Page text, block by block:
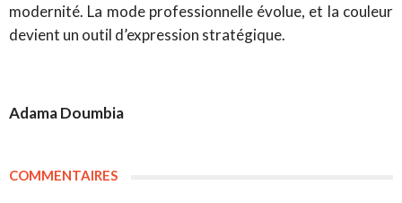
modernité. La mode professionnelle évolue, et la couleur
devient un outil d’expression stratégique.
Adama Doumbia
COMMENTAIRES